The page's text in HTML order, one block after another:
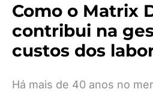
Como o Matrix
contribui na
custos dos
Há mais de 40 anos no